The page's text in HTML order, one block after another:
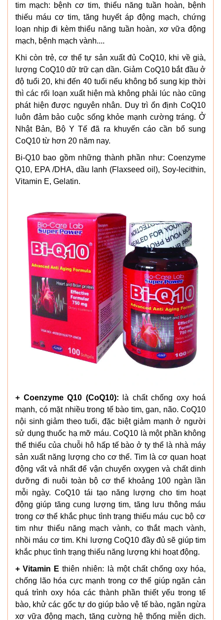
tim mạch: bệnh cơ tim, thiểu năng tuần hoàn, bệnh
thiếu máu cơ tim, tăng huyết áp động mạch, chứng
loạn nhịp đi kèm thiểu năng tuần hoàn, xơ vữa động
mạch, bệnh mạch vành....
Khi còn trẻ, cơ thể tự sản xuất đủ CoQ10, khi về già,
lượng CoQ10 dữ trữ cạn dần. Giảm CoQ10 bắt đầu ở
độ tuổi 20, khi đến 40 tuổi nếu không bổ sung kịp thời
thì các rối loạn xuất hiện mà không phải lúc nào cũng
phát hiện được nguyên nhân. Duy trì ổn định CoQ10
luôn đảm bảo cuộc sống khỏe mạnh cường tráng. Ở
Nhật Bản, Bộ Y Tế đã ra khuyến cáo cần bổ sung
CoQ10 từ hơn 20 năm nay.
Bi-Q10 bao gồm những thành phần như: Coenzyme
Q10, EPA /DHA, dầu lanh (Flaxseed oil), Soy-lecithin,
Vitamin E, Gelatin.
+ Coenzyme Q10 (CoQ10): là chất chống oxy hoá
mạnh, có mặt nhiều trong tế bào tim, gan, não. CoQ10
nội sinh giảm theo tuổi, đặc biệt giảm mạnh ở người
sử dụng thuốc hạ mỡ máu. CoQ10 là một phần không
thể thiếu của chuỗi hô hấp tế bào ở ty thể là nhà máy
sản xuất năng lượng cho cơ thể. Tim là cơ quan hoạt
động vất vả nhất để vận chuyển oxygen và chất dinh
dưỡng đi nuôi toàn bộ cơ thể khoảng 100 ngàn lần
mỗi ngày. CoQ10 tái tạo năng lượng cho tim hoạt
động giúp tăng cung lượng tim, tăng lưu thông máu
trong cơ thể khắc phục tình trạng thiếu máu cục bộ cơ
tim như thiểu năng mạch vành, co thắt mạch vành,
nhồi máu cơ tim. Khi lượng CoQ10 đầy đủ sẽ giúp tim
khắc phục tình trạng thiếu năng lượng khi hoạt động.
+ Vitamin E thiên nhiên: là một chất chống oxy hóa,
chống lão hóa cực mạnh trong cơ thể giúp ngăn cản
quá trình oxy hóa các thành phần thiết yếu trong tế
bào, khử các gốc tự do giúp bảo vệ tế bào, ngăn ngừa
xơ vữa động mạch, tăng cường hệ thống miễn dịch.